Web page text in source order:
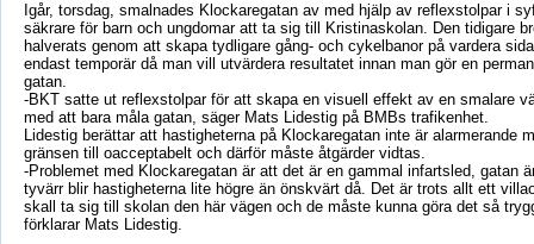
Igår, torsdag, smalnades Klockaregatan av med hjälp av reflexstolpar i
säkrare för barn och ungdomar att ta sig till Kristinaskolan. Den tidigare
halverats genom att skapa tydligare gång- och cykelbanor på vardera
endast temporär då man vill utvärdera resultatet innan man gör en
gatan.
-BKT satte ut reflexstolpar för att skapa en visuell effekt av en smalare
med att bara måla gatan, säger Mats Lidestig på BMBs trafikenhet.
Lidestig berättar att hastigheterna på Klockaregatan inte är alarmerande
gränsen till oacceptabelt och därför måste åtgärder vidtas.
-Problemet med Klockaregatan är att det är en gammal infartsled, gatan
tyvärr blir hastigheterna lite högre än önskvärt då. Det är trots allt ett
skall ta sig till skolan den här vägen och de måste kunna göra det så
förklarar Mats Lidestig.